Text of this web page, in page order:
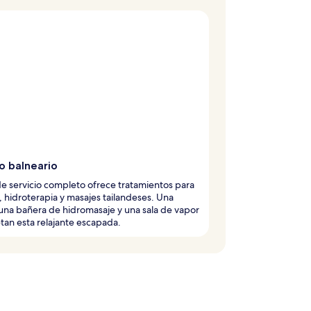
balneario
servicio completo ofrece tratamientos para
hidroterapia y masajes tailandeses. Una
bañera de hidromasaje y una sala de vapor
esta relajante escapada.